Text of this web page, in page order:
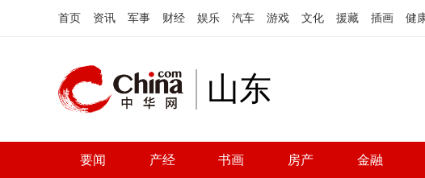
首页 资讯 军事 财经 娱乐 汽车 游戏 文化 援藏 插画 健
山东
要闻 产经 书画 房产 金融